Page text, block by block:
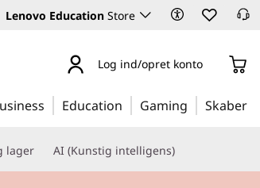
Lenovo Education Store
Log ind/opret konto
Education Gaming Skaber
lager AI (Kunstig intelligens)